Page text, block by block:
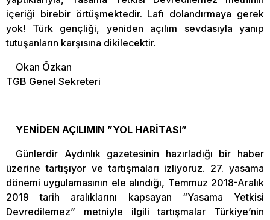
içeriği birebir örtüşmektedir. Lafı dolandırmaya gerek
yok! Türk gençliği, yeniden açılım sevdasıyla yanıp
tutuşanların karşısına dikilecektir.
Okan Özkan
TGB Genel Sekreteri
YENİDEN AÇILIMIN ”YOL HARİTASI”
Günlerdir Aydınlık gazetesinin hazırladığı bir haber
üzerine tartışıyor ve tartışmaları izliyoruz. 27. yasama
dönemi uygulamasının ele alındığı, Temmuz 2018-Aralık
2019 tarih aralıklarını kapsayan “Yasama Yetkisi
Devredilemez” metniyle ilgili tartışmalar Türkiye’nin